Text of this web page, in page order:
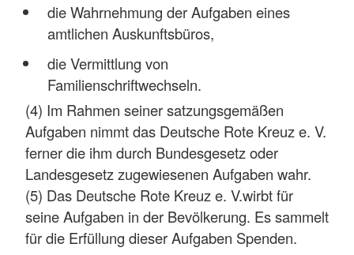
die Wahrnehmung der Aufgaben eines
amtlichen Auskunftsbüros,
die Vermittlung von
Familienschriftwechseln.
(4) Im Rahmen seiner satzungsgemäßen
Aufgaben nimmt das Deutsche Rote Kreuz e. V.
ferner die ihm durch Bundesgesetz oder
Landesgesetz zugewiesenen Aufgaben wahr.
(5) Das Deutsche Rote Kreuz e. V.wirbt für
seine Aufgaben in der Bevölkerung. Es sammelt
für die Erfüllung dieser Aufgaben Spenden.